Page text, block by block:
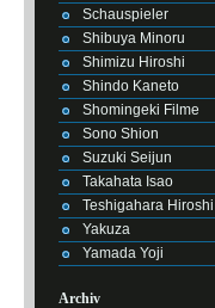
Schauspieler
Shibuya Minoru
Shimizu Hiroshi
Shindo Kaneto
Shomingeki Filme
Sono Shion
Suzuki Seijun
Takahata Isao
Teshigahara Hiroshi
Yakuza
Yamada Yoji
Archiv